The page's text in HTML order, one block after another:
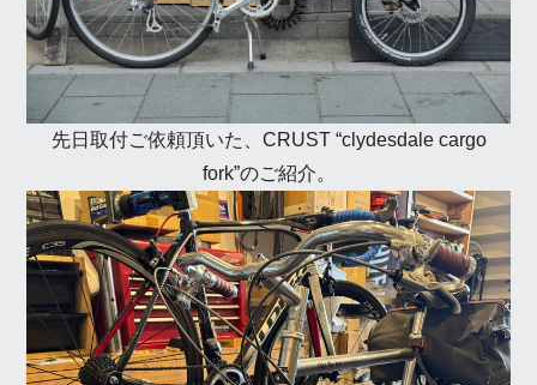
先日取付ご依頼頂いた、CRUST “clydesdale cargo
fork”のご紹介。